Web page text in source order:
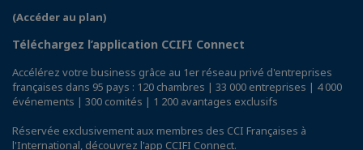
(Accéder au plan)
Téléchargez l’application CCIFI Connect
Accélérez votre business grâce au 1er réseau privé d'entreprises
françaises dans 95 pays : 120 chambres | 33 000 entreprises | 4 000
événements | 300 comités | 1 200 avantages exclusifs
Réservée exclusivement aux membres des CCI Françaises à
l'International, découvrez l'app CCIFI Connect.